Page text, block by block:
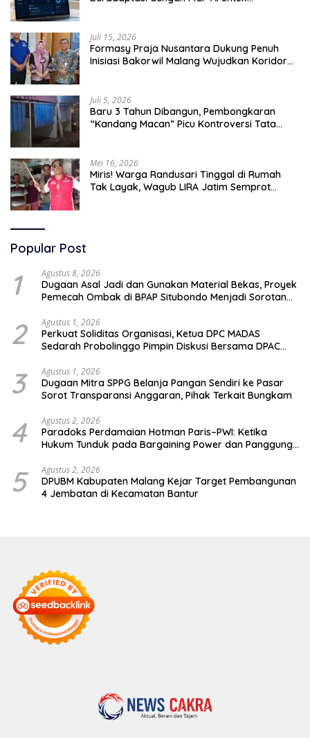
Juli 15, 2026
Formasy Praja Nusantara Dukung Penuh
Inisiasi Bakorwil Malang Wujudkan Koridor
Juli 5, 2026
Baru 3 Tahun Dibangun, Pembongkaran
“Kandang Macan” Picu Kontroversi Tata
Mei 16, 2026
Miris! Warga Randusari Tinggal di Rumah
Tak Layak, Wagub LIRA Jatim Semprot
Popular Post
1 Agustus 8, 2026
Dugaan Asal Jadi dan Gunakan Material Bekas, Proyek
Pemecah Ombak di BPAP Situbondo Menjadi Sorotan
2 Agustus 1, 2026
Perkuat Soliditas Organisasi, Ketua DPC MADAS
Sedarah Probolinggo Pimpin Diskusi Bersama DPAC
3 Agustus 1, 2026
Dugaan Mitra SPPG Belanja Pangan Sendiri ke Pasar
Sorot Transparansi Anggaran, Pihak Terkait Bungkam
4 Agustus 2, 2026
Paradoks Perdamaian Hotman Paris–PWI: Ketika
Hukum Tunduk pada Bargaining Power dan Panggung
5 Agustus 2, 2026
DPUBM Kabupaten Malang Kejar Target Pembangunan
4 Jembatan di Kecamatan Bantur